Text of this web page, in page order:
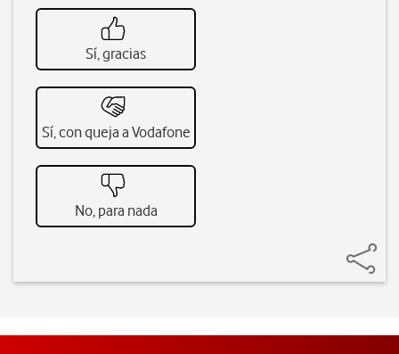
Sí, gracias
Sí, con queja a Vodafone
No, para nada